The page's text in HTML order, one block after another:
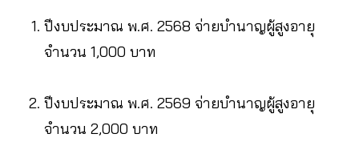
ปีงบประมาณ พ.ศ. 2568 จ่ายบำนาญผู้สูงอายุ
จำนวน 1,000 บาท
ปีงบประมาณ พ.ศ. 2569 จ่ายบำนาญผู้สูงอายุ
จำนวน 2,000 บาท